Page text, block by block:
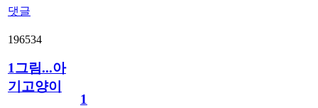
댓글
196534
1그림...아
기고양이
1